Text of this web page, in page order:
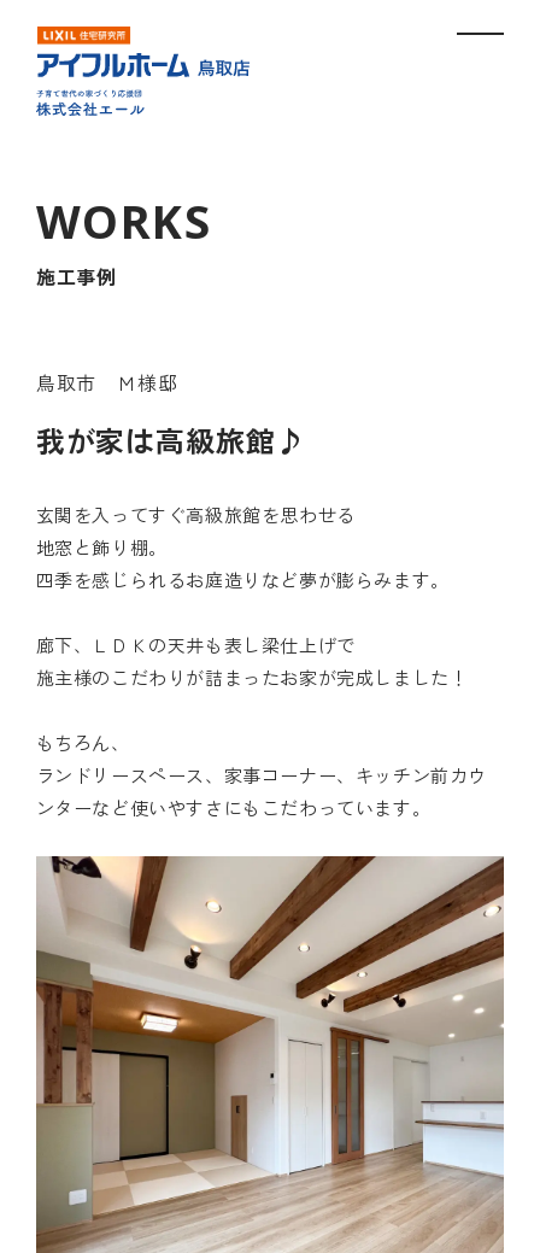
施工事例
鳥取市 Ｍ様邸
我が家は高級旅館♪
玄関を入ってすぐ高級旅館を思わせる
地窓と飾り棚。
四季を感じられるお庭造りなど夢が膨らみます。
廊下、ＬＤＫの天井も表し梁仕上げで
施主様のこだわりが詰まったお家が完成しました！
もちろん、
ランドリースペース、家事コーナー、キッチン前カウ
ンターなど使いやすさにもこだわっています。